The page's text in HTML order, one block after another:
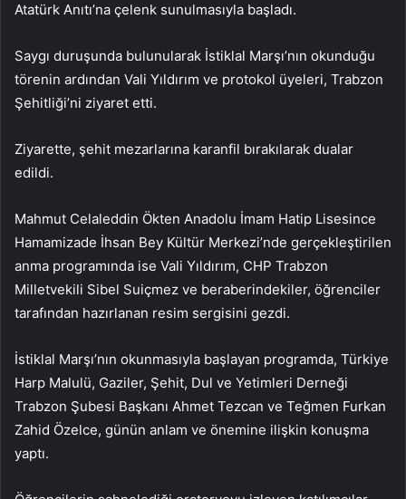
Atatürk Anıtı’na çelenk sunulmasıyla başladı.
Saygı duruşunda bulunularak İstiklal Marşı’nın okunduğu
törenin ardından Vali Yıldırım ve protokol üyeleri, Trabzon
Şehitliği’ni ziyaret etti.
Ziyarette, şehit mezarlarına karanfil bırakılarak dualar
edildi.
Mahmut Celaleddin Ökten Anadolu İmam Hatip Lisesince
Hamamizade İhsan Bey Kültür Merkezi’nde gerçekleştirilen
anma programında ise Vali Yıldırım, CHP Trabzon
Milletvekili Sibel Suiçmez ve beraberindekiler, öğrenciler
tarafından hazırlanan resim sergisini gezdi.
İstiklal Marşı’nın okunmasıyla başlayan programda, Türkiye
Harp Malulü, Gaziler, Şehit, Dul ve Yetimleri Derneği
Trabzon Şubesi Başkanı Ahmet Tezcan ve Teğmen Furkan
Zahid Özelce, günün anlam ve önemine ilişkin konuşma
yaptı.